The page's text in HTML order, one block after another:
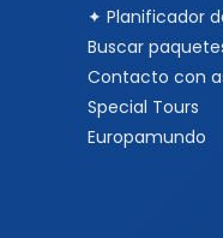
✦ Planificador
Buscar
Contacto con
Special Tours
Europamundo